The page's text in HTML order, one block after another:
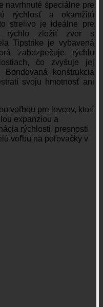
navrhnuté špeciálne pre
rýchlosť a okamžitú
strelivo je ideálne pre
rýchlo zložiť zver s
Tipstrike je vybavená
zabezpečuje rýchlu
čo zvyšuje jej
konštrukcia
svoju hmotnosť ani
voľbou pre lovcov, ktorí
expanziou a
rýchlosti, presnosti
voľbu na poľovačky v